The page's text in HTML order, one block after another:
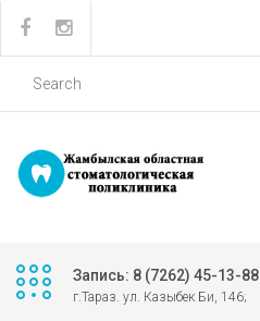
Запись: 8 (7262) 45-13-88
г.Тараз. ул. Казыбек Би, 146;